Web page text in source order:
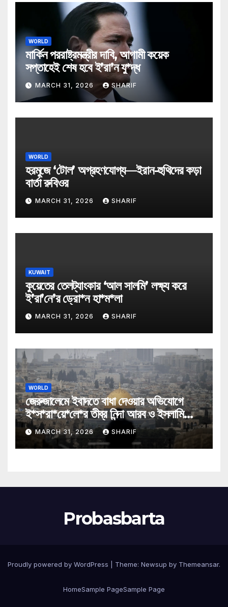
WORLD
মার্কিন পররাষ্ট্রমন্ত্রীর দাবি, আগামী কয়েক
সপ্তাহেই শেষ হবে ই’রা’ন যু*দ্ধ
MARCH 31, 2026 SHARIF
WORLD
হরমুজে ‘টোল’ অগ্রহণযোগ্য—ইরান-হুথিদের কড়া
বার্তা রুবিওর
MARCH 31, 2026 SHARIF
KUWAIT
কুয়েতের তেলট্যাংকার ‘আল সালমি’ লক্ষ্য করে
ই’রা’নে’র ড্রো*ন হা*ম*লা
MARCH 31, 2026 SHARIF
WORLD
জেরুজালেমে ইবাদতে বাধা দেওয়ার অভিযোগে
ই*স*রা*য়ে*লে*র তীব্র নিন্দা আরব ও ইসলামি
মন্ত্রীদের
MARCH 31, 2026 SHARIF
Probasbarta
Proudly powered by WordPress Theme: Newsup by Themeansar.
HomeSample PageSample Page